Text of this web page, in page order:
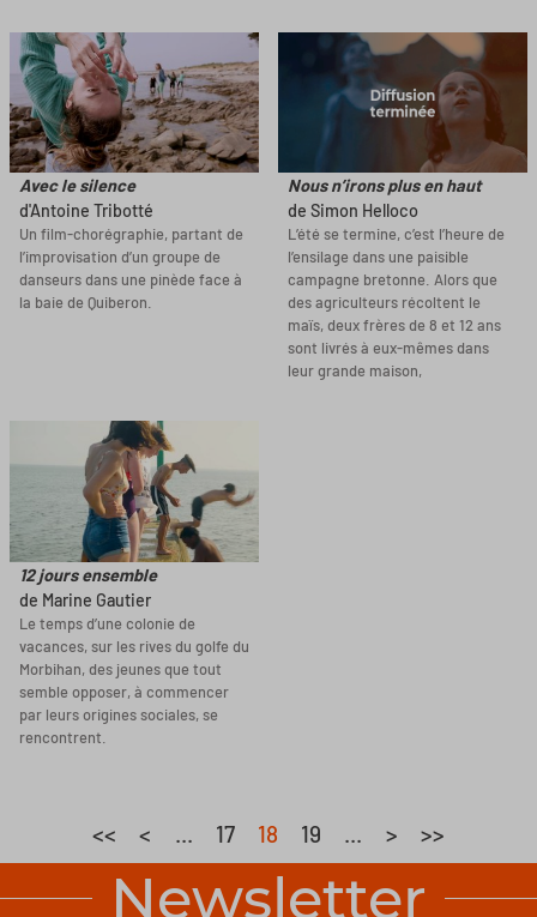
Avec le silence
d'Antoine Tribotté
Un film-chorégraphie, partant de
l’improvisation d’un groupe de
danseurs dans une pinède face à
la baie de Quiberon.
Nous n’irons plus en haut
de Simon Helloco
L’été se termine, c’est l’heure de
l’ensilage dans une paisible
campagne bretonne. Alors que
des agriculteurs récoltent le
maïs, deux frères de 8 et 12 ans
sont livrés à eux-mêmes dans
leur grande maison,
12 jours ensemble
de Marine Gautier
Le temps d’une colonie de
vacances, sur les rives du golfe du
Morbihan, des jeunes que tout
semble opposer, à commencer
par leurs origines sociales, se
rencontrent.
<< < ... 17 18 19 ... > >>
Newsletter